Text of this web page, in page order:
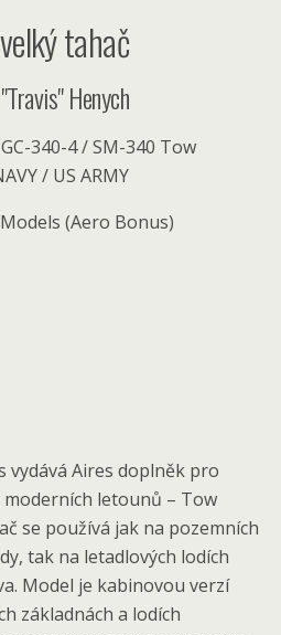
tahač
Henych
340-4 / SM-340 Tow
/ US ARMY
(Aero Bonus)
vydává Aires doplněk pro
letounů – Tow
se používá jak na pozemních
tak na letadlových lodích
Model je kabinovou verzí
základnách a lodích